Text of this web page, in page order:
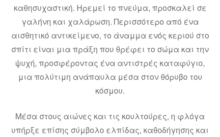
καθησυχαστική. Ηρεμεί το πνεύμα, προσκαλεί σε
γαλήνη και χαλάρωση. Περισσότερο από ένα
αισθητικό αντικείμενο, το άναμμα ενός κεριού στο
σπίτι είναι μια πράξη που θρέφει το σώμα και την
ψυχή, προσφέροντας ένα αντιστρές καταφύγιο,
μια πολύτιμη ανάπαυλα μέσα στον θόρυβο του
κόσμου.
Μέσα στους αιώνες και τις κουλτούρες, η φλόγα
υπήρξε επίσης σύμβολο ελπίδας, καθοδήγησης και